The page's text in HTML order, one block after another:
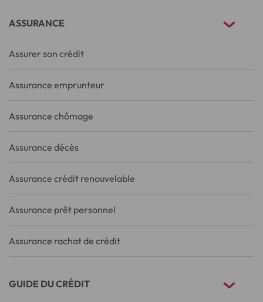
ASSURANCE
Assurer son crédit
Assurance emprunteur
Assurance chômage
Assurance décès
Assurance crédit renouvelable
Assurance prêt personnel
Assurance rachat de crédit
GUIDE DU CRÉDIT